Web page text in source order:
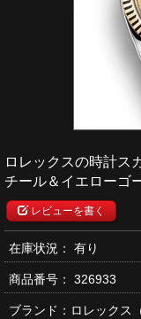
ロレックスの時計ス
チール＆イエローゴ
レビューを書く
在庫状況： 有り
商品番号： 326933
ブランド： ロレックス